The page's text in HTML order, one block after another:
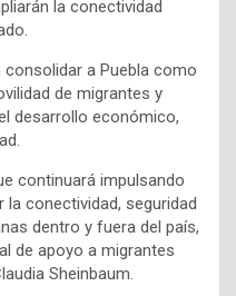
la conectividad
a Puebla como
de migrantes y
desarrollo económico,
continuará impulsando
conectividad, seguridad
dentro y fuera del país,
de apoyo a migrantes
Sheinbaum.